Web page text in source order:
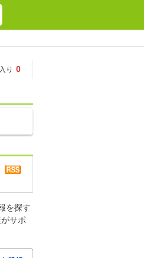
り 0
を探す
サポ